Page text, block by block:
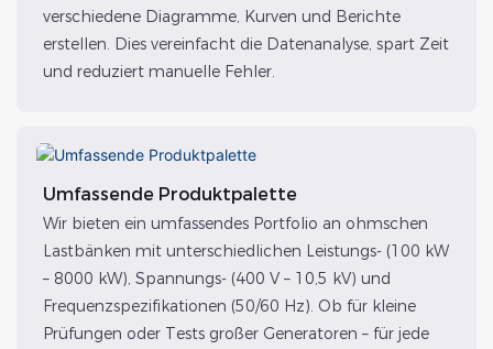
verschiedene Diagramme, Kurven und Berichte
erstellen. Dies vereinfacht die Datenanalyse, spart Zeit
und reduziert manuelle Fehler.
Umfassende Produktpalette
Wir bieten ein umfassendes Portfolio an ohmschen
Lastbänken mit unterschiedlichen Leistungs- (100 kW
– 8000 kW), Spannungs- (400 V – 10,5 kV) und
Frequenzspezifikationen (50/60 Hz). Ob für kleine
Prüfungen oder Tests großer Generatoren – für jede